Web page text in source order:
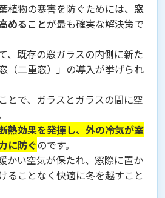
植物の寒害を防ぐためには、 窓
めることが最も確実な解決策で
、既存の窓ガラスの内側に新た
（二重窓）」の導入が挙げられ
とで、ガラスとガラスの間に空
熱効果を発揮し、外の冷気が室
に防ぐのです。
かい空気が保たれ、窓際に置か
ることなく快適に冬を越すこと